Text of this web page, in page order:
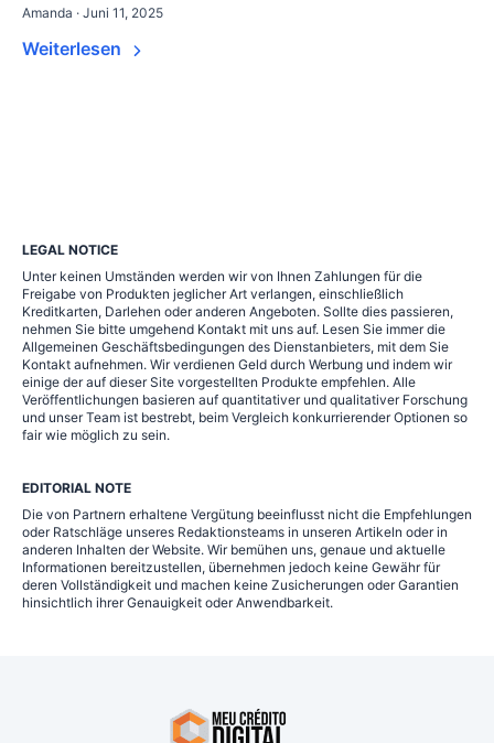
Amanda · Juni 11, 2025
Weiterlesen
LEGAL NOTICE
Unter keinen Umständen werden wir von Ihnen Zahlungen für die
Freigabe von Produkten jeglicher Art verlangen, einschließlich
Kreditkarten, Darlehen oder anderen Angeboten. Sollte dies passieren,
nehmen Sie bitte umgehend Kontakt mit uns auf. Lesen Sie immer die
Allgemeinen Geschäftsbedingungen des Dienstanbieters, mit dem Sie
Kontakt aufnehmen. Wir verdienen Geld durch Werbung und indem wir
einige der auf dieser Site vorgestellten Produkte empfehlen. Alle
Veröffentlichungen basieren auf quantitativer und qualitativer Forschung
und unser Team ist bestrebt, beim Vergleich konkurrierender Optionen so
fair wie möglich zu sein.
EDITORIAL NOTE
Die von Partnern erhaltene Vergütung beeinflusst nicht die Empfehlungen
oder Ratschläge unseres Redaktionsteams in unseren Artikeln oder in
anderen Inhalten der Website. Wir bemühen uns, genaue und aktuelle
Informationen bereitzustellen, übernehmen jedoch keine Gewähr für
deren Vollständigkeit und machen keine Zusicherungen oder Garantien
hinsichtlich ihrer Genauigkeit oder Anwendbarkeit.